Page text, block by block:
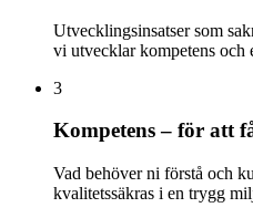
Utvecklingsinsatser som
vi utvecklar kompetens och
3
Kompetens – för att
Vad behöver ni förstå och
kvalitetssäkras i en trygg